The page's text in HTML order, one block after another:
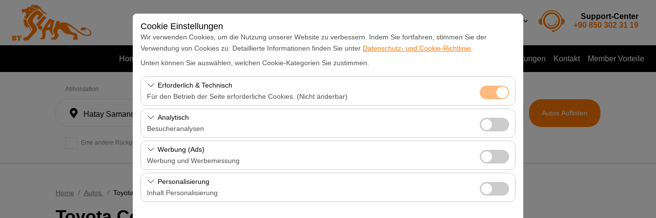
Cookie Einstellungen
Wir verwenden Cookies, um die Nutzung unserer Website zu verbessern. Indem Sie fortfahren, stimmen Sie der
Verwendung von Cookies zu. Detaillierte Informationen finden Sie unter Datenschutz- und Cookie-Richtlinie
Unten können Sie auswählen, welchen Cookie-Kategorien Sie zustimmen.
Erforderlich & Technisch
Für den Betrieb der Seite erforderliche Cookies. (Nicht änderbar)
Diese Cookies sind für das ordnungsgemäße Funktionieren der Website, die Sicherheit, die Sitzungsverwaltung
und grundlegende Funktionen erforderlich. Sie können nicht deaktiviert werden.
Analytisch
Besucheranalysen
Diese Cookies ermöglichen es uns, zu analysieren, wie unsere Website genutzt wird (Besucherzahl, meistbesuchte
Seiten, Nutzerverhalten). Diese Daten werden verwendet, um die Leistung der Website zu messen und die
Benutzererfahrung kontinuierlich zu verbessern.
Werbung (Ads)
Werbung und Werbemessung
Diese Cookies ermöglichen es uns, Ihnen auf Ihre Interessen abgestimmte personalisierte Werbung anzuzeigen
und die Wirksamkeit unserer Werbekampagnen zu messen (Impressionen, Klickrate).
Personalisierung
Inhalt Personalisierung
Support-Center
+90 850 302 31 19
Home Autos Mietstationen Ankündigungen und Aktionen Flottenvermietung Kundenbewertungen Kontakt Member Vorteile
Abholstation
Hatay Samandağ
Eine andere Rückgabestation auswählen
Autos Auflisten
Home Autos Toyota Corolla